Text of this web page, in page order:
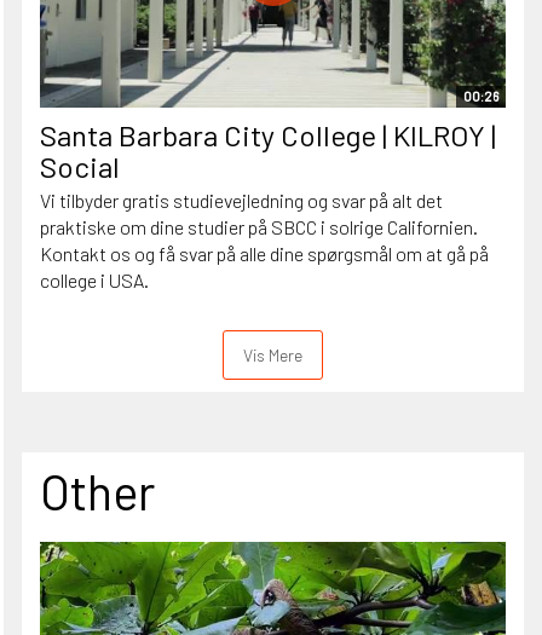
00:26
Santa Barbara City College | KILROY |
Social
Vi tilbyder gratis studievejledning og svar på alt det
praktiske om dine studier på SBCC i solrige Californien.
Kontakt os og få svar på alle dine spørgsmål om at gå på
college i USA.
Vis Mere
Other